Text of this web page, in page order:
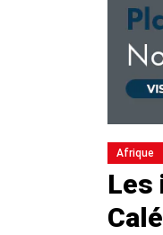
Afrique
Les